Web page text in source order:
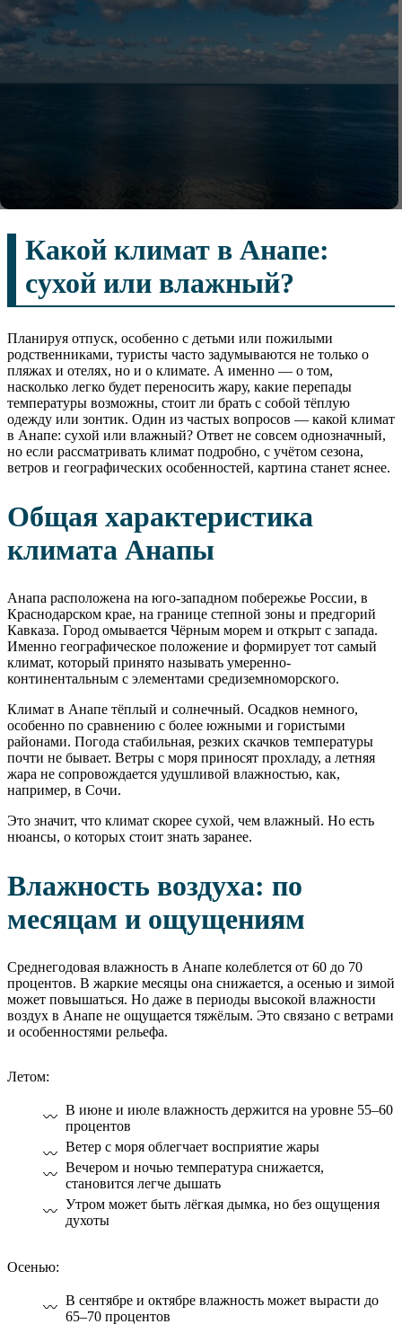
Какой климат в Анапе:
сухой или влажный?
Планируя отпуск, особенно с детьми или пожилыми
родственниками, туристы часто задумываются не только о
пляжах и отелях, но и о климате. А именно — о том,
насколько легко будет переносить жару, какие перепады
температуры возможны, стоит ли брать с собой тёплую
одежду или зонтик. Один из частых вопросов — какой климат
в Анапе: сухой или влажный? Ответ не совсем однозначный,
но если рассматривать климат подробно, с учётом сезона,
ветров и географических особенностей, картина станет яснее.
Общая характеристика
климата Анапы
Анапа расположена на юго-западном побережье России, в
Краснодарском крае, на границе степной зоны и предгорий
Кавказа. Город омывается Чёрным морем и открыт с запада.
Именно географическое положение и формирует тот самый
климат, который принято называть умеренно-
континентальным с элементами средиземноморского.
Климат в Анапе тёплый и солнечный. Осадков немного,
особенно по сравнению с более южными и гористыми
районами. Погода стабильная, резких скачков температуры
почти не бывает. Ветры с моря приносят прохладу, а летняя
жара не сопровождается удушливой влажностью, как,
например, в Сочи.
Это значит, что климат скорее сухой, чем влажный. Но есть
нюансы, о которых стоит знать заранее.
Влажность воздуха: по
месяцам и ощущениям
Среднегодовая влажность в Анапе колеблется от 60 до 70
процентов. В жаркие месяцы она снижается, а осенью и зимой
может повышаться. Но даже в периоды высокой влажности
воздух в Анапе не ощущается тяжёлым. Это связано с ветрами
и особенностями рельефа.
Летом:
В июне и июле влажность держится на уровне 55–60
процентов
Ветер с моря облегчает восприятие жары
Вечером и ночью температура снижается,
становится легче дышать
Утром может быть лёгкая дымка, но без ощущения
духоты
Осенью:
В сентябре и октябре влажность может вырасти до
65–70 процентов